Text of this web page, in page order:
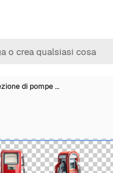
di pompe …